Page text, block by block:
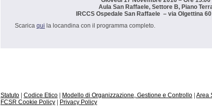
Aula San Raffaele, Settore B, Piano
IRCCS Ospedale San Raffaele – via Olgettina
Scarica qui la locandina con il programma completo.
Statuto Codice Etico Modello di Organizzazione, Gestione e Controllo Area
FCSR Cookie Policy
Privacy Policy